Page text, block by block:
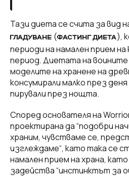
Тази диета се счита за вид
ГЛАДУВАНЕ (ФАСТИНГ ДИЕТА),
периоди на намален прием
период. Диетата на воините
моделите на хранене на
консумирали малко през
пирували през нощта.
Според основателя на
проектирана да “подобри
храним, чувстваме се,
изглеждаме“, като така се
намален прием на храна,
задейства “инстинктът за